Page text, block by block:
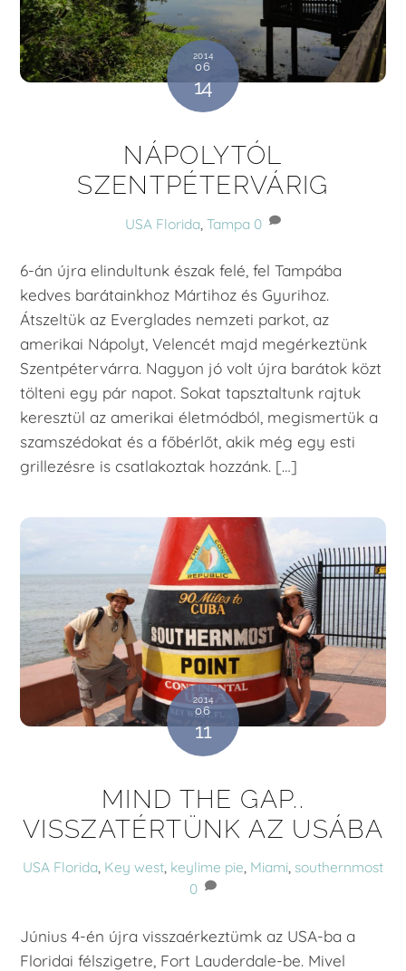
2014
06
14
NÁPOLYTÓL
SZENTPÉTERVÁRIG
USA Florida ,Tampa 0
6-án újra elindultunk észak felé, fel Tampába
kedves barátainkhoz Mártihoz és Gyurihoz.
Átszeltük az Everglades nemzeti parkot, az
amerikai Nápolyt, Velencét majd megérkeztünk
Szentpétervárra. Nagyon jó volt újra barátok közt
tölteni egy pár napot. Sokat tapsztaltunk rajtuk
keresztül az amerikai életmódból, megismertük a
szamszédokat és a főbérlőt, akik még egy esti
grillezésre is csatlakoztak hozzánk. […]
2014
06
11
MIND THE GAP..
VISSZATÉRTÜNK AZ USÁBA
USA Florida, Key west, keylime pie, Miami, southernmost
0
Június 4-én újra visszaérkeztümk az USA-ba a
Floridai félszigetre, Fort Lauderdale-be. Mivel